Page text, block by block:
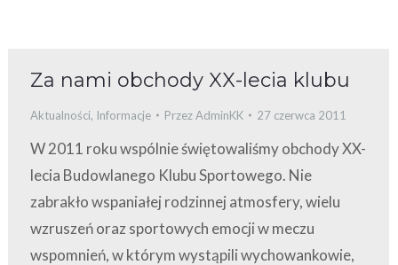
Za nami obchody XX-lecia klubu
Aktualności, Informacje PrzezAdminKK 27 czerwca 2011
W 2011 roku wspólnie świętowaliśmy obchody XX-
lecia Budowlanego Klubu Sportowego. Nie
zabrakło wspaniałej rodzinnej atmosfery, wielu
wzruszeń oraz sportowych emocji w meczu
wspomnień, w którym wystąpili wychowankowie,